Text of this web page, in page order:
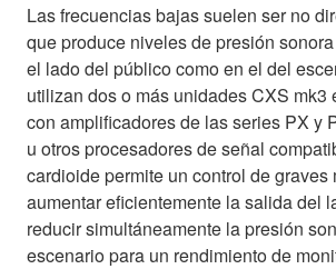
Las frecuencias bajas suelen ser no
que produce niveles de presión
el lado del público como en el del
utilizan dos o más unidades CXS mk3
con amplificadores de las series PX y
u otros procesadores de señal
cardioide permite un control de graves
aumentar eficientemente la salida del
reducir simultáneamente la presión
escenario para un rendimiento de